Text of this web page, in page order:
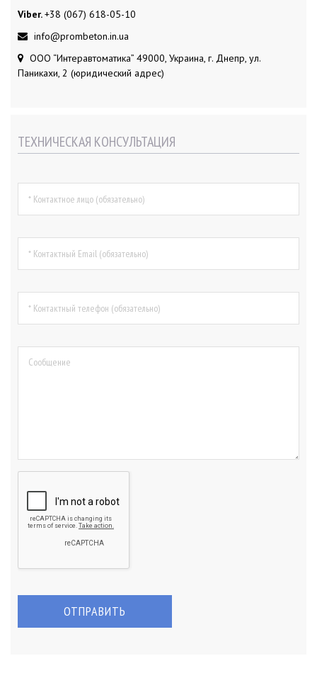
Viber.+38 (067) 618-05-10
info@prombeton.in.ua
ООО “Интеравтоматика” 49000, Украина, г. Днепр, ул.
Паникахи, 2 (юридический адрес)
ТЕХНИЧЕСКАЯ КОНСУЛЬТАЦИЯ